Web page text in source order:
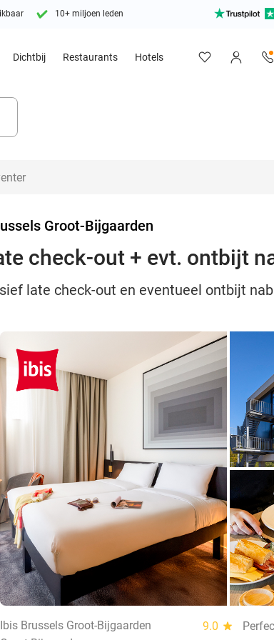
10+ miljoen leden
Dichtbij Restaurants Hotels
Groot-Bijgaarden
check-out + evt. ontbijt
late check-out en eventueel ontbijt
Ibis Brussels Groot-Bijgaarden 9.0 star